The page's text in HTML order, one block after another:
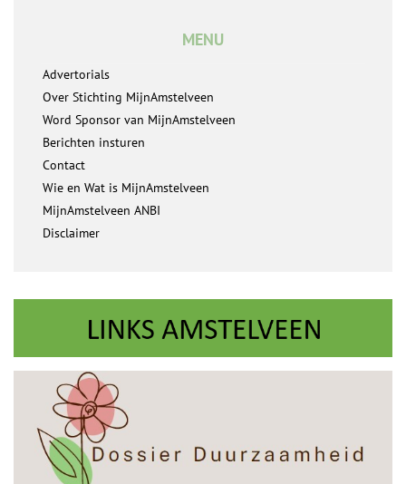
MENU
Advertorials
Over Stichting MijnAmstelveen
Word Sponsor van MijnAmstelveen
Berichten insturen
Contact
Wie en Wat is MijnAmstelveen
MijnAmstelveen ANBI
Disclaimer